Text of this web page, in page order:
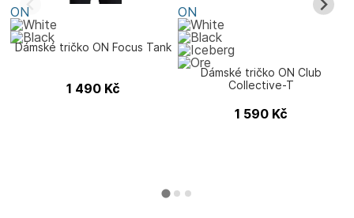
ON
Dámské tričko ON Focus Tank
1 490 Kč
ON
Dámské tričko ON Club
Collective-T
1 590 Kč